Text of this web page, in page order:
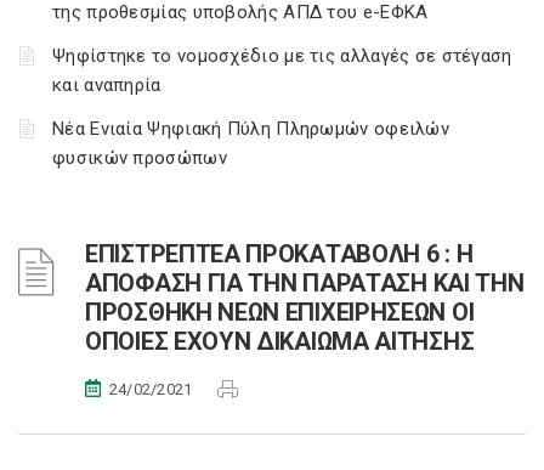
της προθεσμίας υποβολής ΑΠΔ του e-ΕΦΚΑ
Ψηφίστηκε το νομοσχέδιο με τις αλλαγές σε στέγαση
και αναπηρία
Νέα Ενιαία Ψηφιακή Πύλη Πληρωμών οφειλών
φυσικών προσώπων
ΕΠΙΣΤΡΕΠΤΕΑ ΠΡΟΚΑΤΑΒΟΛΗ 6 : Η
ΑΠΟΦΑΣΗ ΓΙΑ ΤΗΝ ΠΑΡΑΤΑΣΗ ΚΑΙ ΤΗΝ
ΠΡΟΣΘΗΚΗ ΝΕΩΝ ΕΠΙΧΕΙΡΗΣΕΩΝ ΟΙ
ΟΠΟΙΕΣ ΕΧΟΥΝ ΔΙΚΑΙΩΜΑ ΑΙΤΗΣΗΣ
24/02/2021